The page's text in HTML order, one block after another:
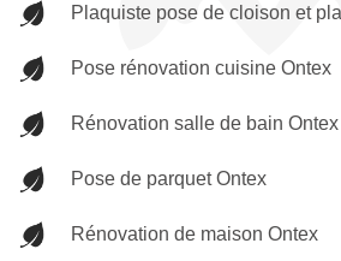
Plaquiste pose de cloison et
Pose rénovation cuisine Ontex
Rénovation salle de bain Ontex
Pose de parquet Ontex
Rénovation de maison Ontex